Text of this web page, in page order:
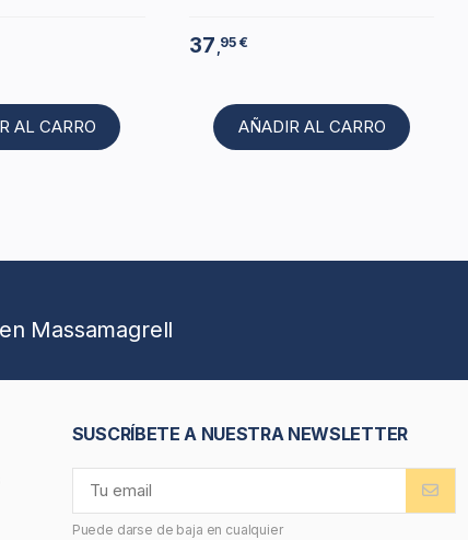
AL CARRO
37 ,95 €
AÑADIR AL CARRO
Massamagrell
SUSCRÍBETE A NUESTRA NEWSLETTER
Puede darse de baja en cualquier